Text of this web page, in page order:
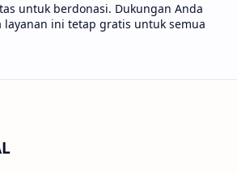
untuk berdonasi. Dukungan Anda
layanan ini tetap gratis untuk semua